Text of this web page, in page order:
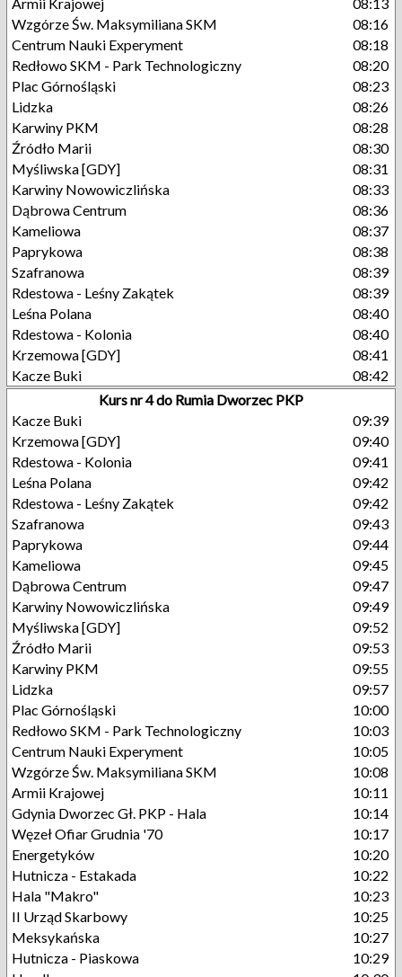
Wzgórze Św. Maksymiliana SKM
08:16
Centrum Nauki Experyment
08:18
Redłowo SKM - Park Technologiczny
08:20
Plac Górnośląski
08:23
Lidzka
08:26
Karwiny PKM
08:28
Źródło Marii
08:30
Myśliwska [GDY]
08:31
Karwiny Nowowiczlińska
08:33
Dąbrowa Centrum
08:36
Kameliowa
08:37
Paprykowa
08:38
Szafranowa
08:39
Rdestowa - Leśny Zakątek
08:39
Leśna Polana
08:40
Rdestowa - Kolonia
08:40
Krzemowa [GDY]
08:41
Kacze Buki
08:42
Kurs nr 4 do Rumia Dworzec PKP
Kacze Buki
09:39
Krzemowa [GDY]
09:40
Rdestowa - Kolonia
09:41
Leśna Polana
09:42
Rdestowa - Leśny Zakątek
09:42
Szafranowa
09:43
Paprykowa
09:44
Kameliowa
09:45
Dąbrowa Centrum
09:47
Karwiny Nowowiczlińska
09:49
Myśliwska [GDY]
09:52
Źródło Marii
09:53
Karwiny PKM
09:55
Lidzka
09:57
Plac Górnośląski
10:00
Redłowo SKM - Park Technologiczny
10:03
Centrum Nauki Experyment
10:05
Wzgórze Św. Maksymiliana SKM
10:08
Armii Krajowej
10:11
Gdynia Dworzec Gł. PKP - Hala
10:14
Węzeł Ofiar Grudnia '70
10:17
Energetyków
10:20
Hutnicza - Estakada
10:22
Hala "Makro"
10:23
II Urząd Skarbowy
10:25
Meksykańska
10:27
Hutnicza - Piaskowa
10:29